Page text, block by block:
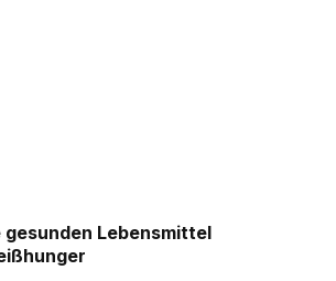
Lebensmittel